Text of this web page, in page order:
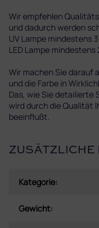
Wir empfehlen
und dadurch werden
UV Lampe mindestens
LED Lampe mindestens
Wir machen Sie darauf
und die Farbe in
Das, wie Sie detailierte
wird durch die Qualität
beeinflußt.
ZUSÄTZLICHE
Kategorie:
Gewicht: